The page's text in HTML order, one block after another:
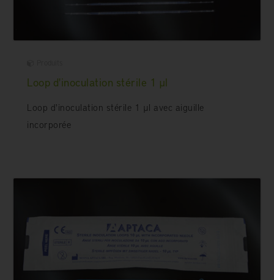
Loop d'inoculation stérile 1 µl
Loop d'inoculation stérile 1 µl avec aiguille
incorporée